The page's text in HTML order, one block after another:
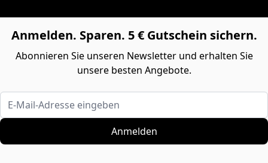
Anmelden. Sparen. 5 € Gutschein sichern.
Abonnieren Sie unseren Newsletter und erhalten Sie
unsere besten Angebote.
E-Mail-Adresse eingeben
Anmelden